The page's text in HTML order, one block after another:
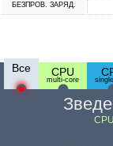
БЕЗПРОВ. ЗАРЯД.
Все CPU
multi-core